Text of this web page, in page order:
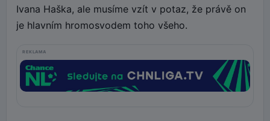
Ivana Haška, ale musíme vzít v potaz, že právě on
je hlavním hromosvodem toho všeho.
REKLAMA